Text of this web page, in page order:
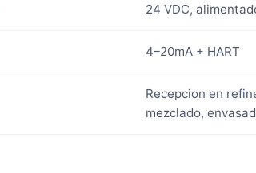
24 VDC,
4–20mA + HART
Recepcion en
mezclado,